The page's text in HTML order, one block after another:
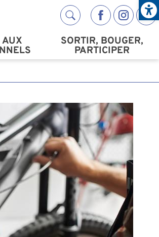
Réseaux
AUX SORTIR, BOUGER,
PARTICIPER